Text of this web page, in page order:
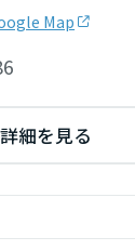
Map
詳細を見る